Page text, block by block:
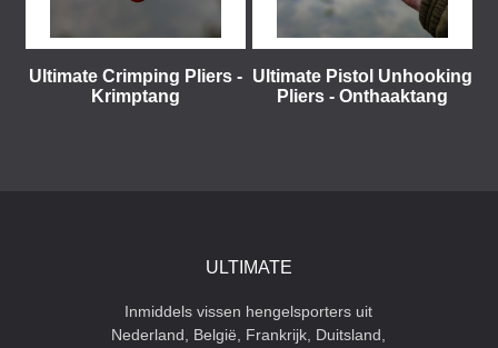
Ultimate Crimping Pliers -
Krimptang
Ultimate Pistol Unhooking
Pliers - Onthaaktang
ULTIMATE
Inmiddels vissen hengelsporters uit
Nederland, België, Frankrijk, Duitsland,